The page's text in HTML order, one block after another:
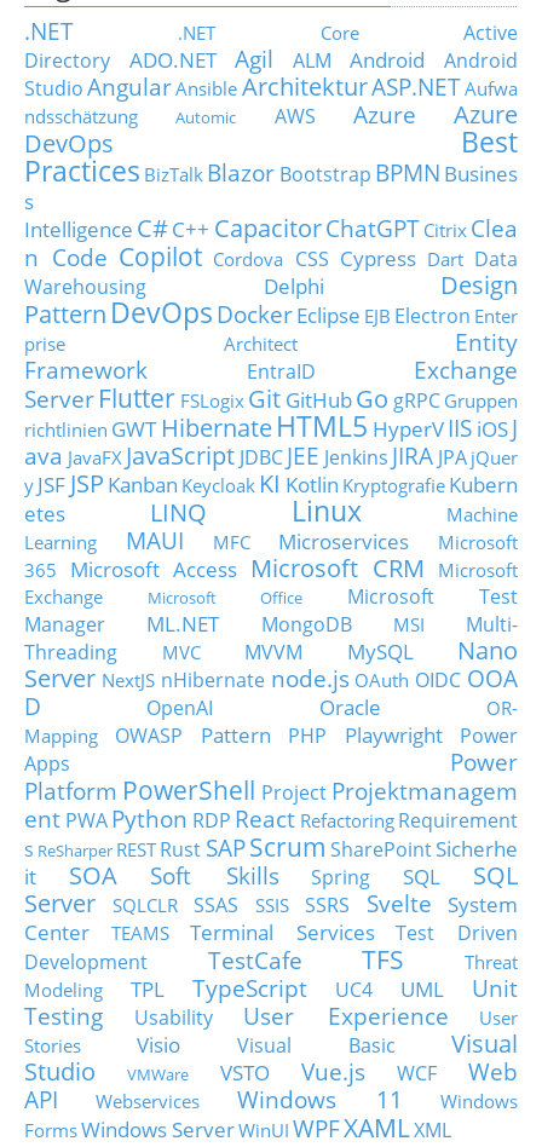
.NET .NET Core
Active
Directory
ADO.NET Agil ALM Android
Android
StudioAngularAnsible ArchitekturASP.NETAufwa
ndsschätzung
Automic AWS Azure
Azure
DevOps
Best
Practices BizTalk Blazor Bootstrap BPMN Busines
s
Intelligence C#C++ CapacitorChatGPT Citrix Clea
n Code Copilot Cordova CSS Cypress Dart Data
Warehousing
Delphi
Design
Pattern DevOps DockerEclipse EJB Electron Enter
prise Architect
Entity
Framework
EntraID
Exchange
Server Flutter FSLogix Git GitHubGo gRPC Gruppen
richtlinien GWT HibernateHTML5 HyperVIIS iOSJ
ava JavaFX JavaScript JDBC JEE Jenkins JIRA JPA jQuer
y JSF JSP Kanban Keycloak KI Kotlin Kryptografie Kubern
etes
LINQ Linux
Machine
Learning
MAUI MFC Microservices
Microsoft
365
Microsoft Access Microsoft CRM
Microsoft
Exchange
Microsoft Office
Microsoft Test
Manager
ML.NET MongoDB MSI
Multi-
Threading
MVC MVVM MySQL
Nano
Server NextJS nHibernate node.js OAuth OIDC OOA
D
OpenAI Oracle
OR-
Mapping
OWASP Pattern PHP Playwright
Power
Apps
Power
Platform PowerShell Project Projektmanagem
ent PWA Python RDP React Refactoring Requirement
s ReSharper RESTRust SAPScrum SharePointSicherhe
it
SOA Soft Skills Spring SQL
SQL
Server
SQLCLR SSAS SSIS SSRS Svelte
System
Center
TEAMS Terminal Services
Test Driven
Development
TestCafe TFS
Threat
Modeling
TPL TypeScript UC4 UML
Unit
Testing
Usability User Experience
User
Stories
Visio Visual Basic
Visual
Studio
VMWare VSTO Vue.js WCF
Web
API
Webservices Windows 11
Windows
FormsWindows ServerWinUI WPFXAMLXML